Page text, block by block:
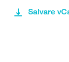
Salvare